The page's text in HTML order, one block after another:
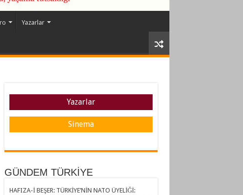
Yazarlar
Yazarlar
Sinema
GÜNDEM TÜRKİYE
HAFIZA-İ BEŞER: TÜRKİYE’NİN NATO ÜYELİĞİ: